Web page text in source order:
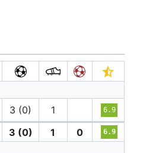
3 (0) 1 6.9
3 (0) 1 0 6.9